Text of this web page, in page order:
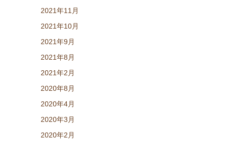
2021年11月
2021年10月
2021年9月
2021年8月
2021年2月
2020年8月
2020年4月
2020年3月
2020年2月